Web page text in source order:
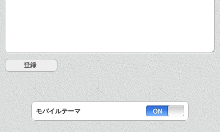
モバイルテーマ